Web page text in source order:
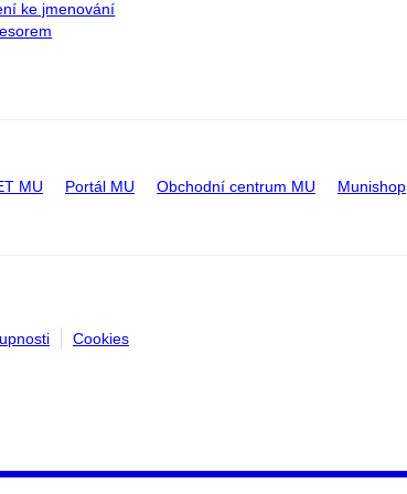
ke jmenování
MU Portál MU Obchodní centrum MU Munishop
Cookies